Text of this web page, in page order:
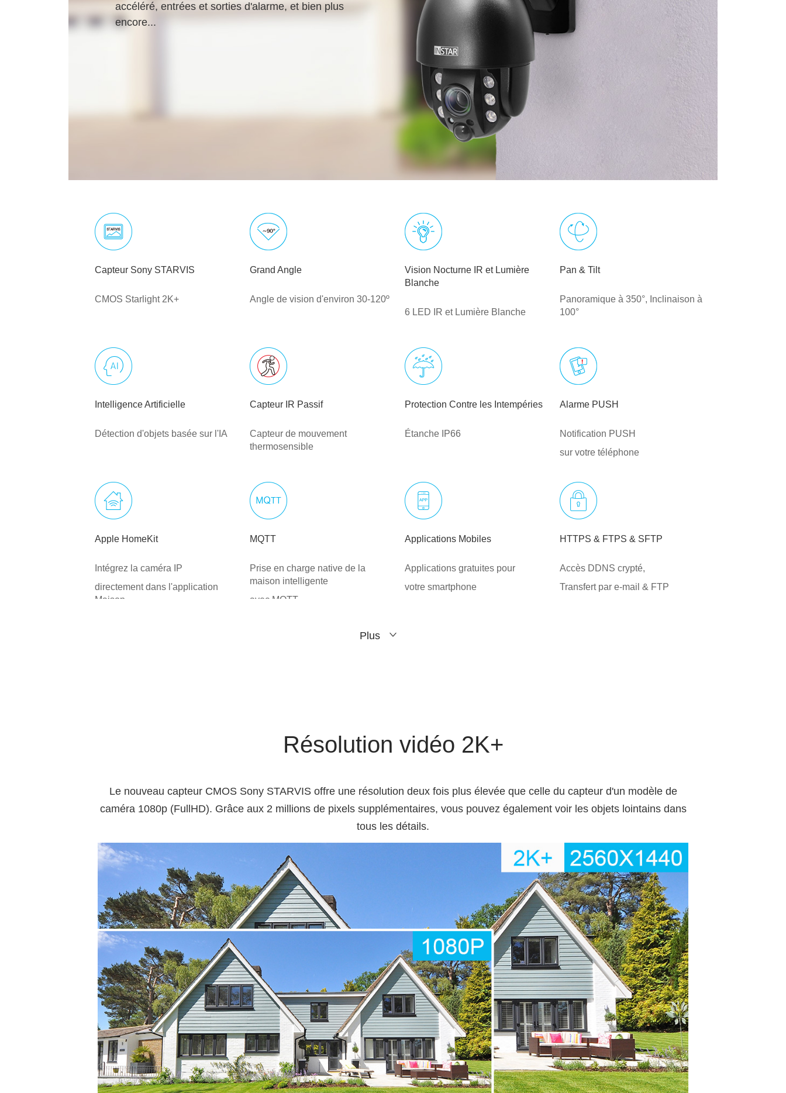
accéléré, entrées et sorties d'alarme, et bien plus
encore...
Capteur Sony STARVIS
CMOS Starlight 2K+
Grand Angle
Angle de vision d'environ 30-120º
Vision Nocturne IR et Lumière
Blanche
6 LED IR et Lumière Blanche
Pan & Tilt
Panoramique à 350°, Inclinaison à
100°
Intelligence Artificielle
Détection d'objets basée sur l'IA
Capteur IR Passif
Capteur de mouvement
thermosensible
Protection Contre les Intempéries
Étanche IP66
Alarme PUSH
Notification PUSH
sur votre téléphone
Apple HomeKit
Intégrez la caméra IP
directement dans l'application
Maison
MQTT
Prise en charge native de la
maison intelligente
avec MQTT
Applications Mobiles
Applications gratuites pour
votre smartphone
HTTPS & FTPS & SFTP
Accès DDNS crypté,
Transfert par e-mail & FTP
Plus
Résolution vidéo 2K+
Le nouveau capteur CMOS Sony STARVIS offre une résolution deux fois plus élevée que celle du capteur d'un modèle de
caméra 1080p (FullHD). Grâce aux 2 millions de pixels supplémentaires, vous pouvez également voir les objets lointains dans
tous les détails.